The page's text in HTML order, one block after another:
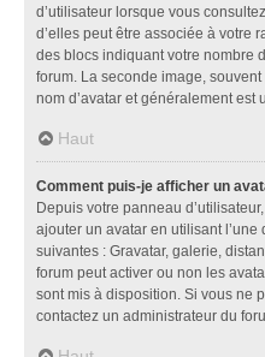
d’utilisateur lorsque vous
d’elles peut être associée à votre
des blocs indiquant votre nombre
forum. La seconde image,
nom d’avatar et généralement est
Haut
Comment puis-je afficher un
Depuis votre panneau
ajouter un avatar en utilisant l’une
suivantes : Gravatar, galerie,
forum peut activer ou non les
sont mis à disposition. Si vous ne
contactez un administrateur du